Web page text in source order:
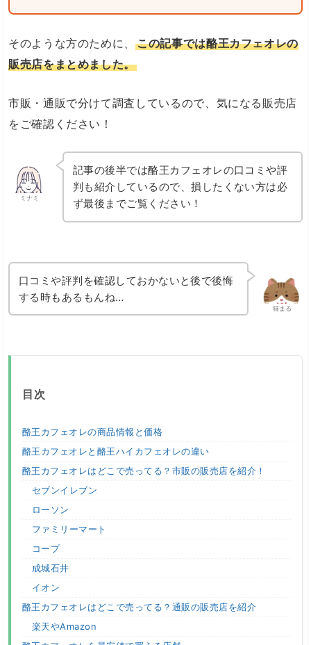
そのような方のために、この記事では酪王カフェオレの
販売店をまとめました。
市販・通販で分けて調査しているので、気になる販売店
をご確認ください！
ミナミ
記事の後半では酪王カフェオレの口コミや評
判も紹介しているので、損したくない方は必
ず最後までご覧ください！
猫まる
口コミや評判を確認しておかないと後で後悔
する時もあるもんね…
目次
酪王カフェオレの商品情報と価格
酪王カフェオレと酪王ハイカフェオレの違い
酪王カフェオレはどこで売ってる？市販の販売店を紹介！
セブンイレブン
ローソン
ファミリーマート
コープ
成城石井
イオン
酪王カフェオレはどこで売ってる？通販の販売店を紹介
楽天やAmazon